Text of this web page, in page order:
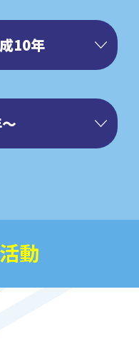
のための発表説
り全国10会場にお
10年
を発足する。
「自
動